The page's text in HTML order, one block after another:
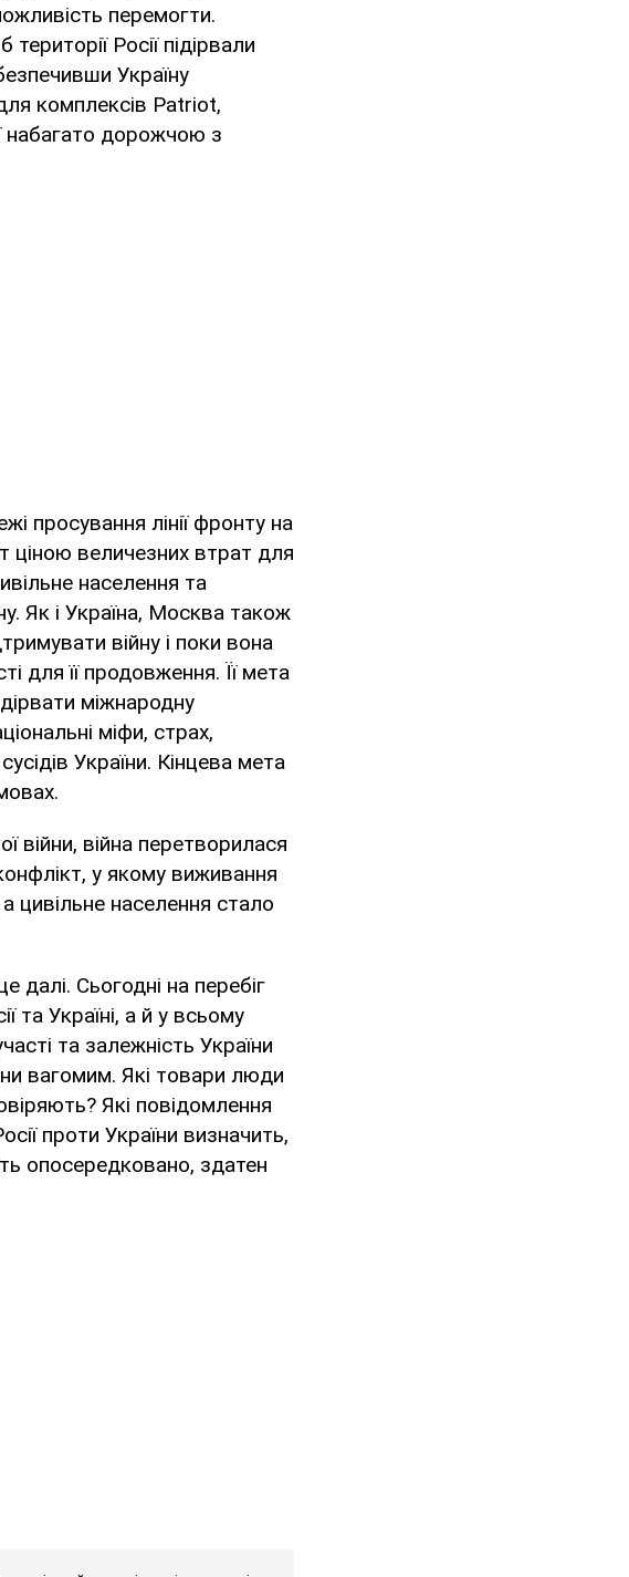
перемогти.
Росії підірвали
Україну
комплексів Patriot,
набагато дорожчою з
просування лінії фронту на
ціною величезних втрат для
населення та
Як і Україна, Москва також
війну і поки вона
для її продовження. Її мета
міжнародну
міфи, страх,
України. Кінцева мета
війни, війна перетворилася
у якому виживання
цивільне населення стало
далі. Сьогодні на перебіг
та Україні, а й у всьому
та залежність України
вагомим. Які товари люди
Які повідомлення
проти України визначить,
опосередковано, здатен